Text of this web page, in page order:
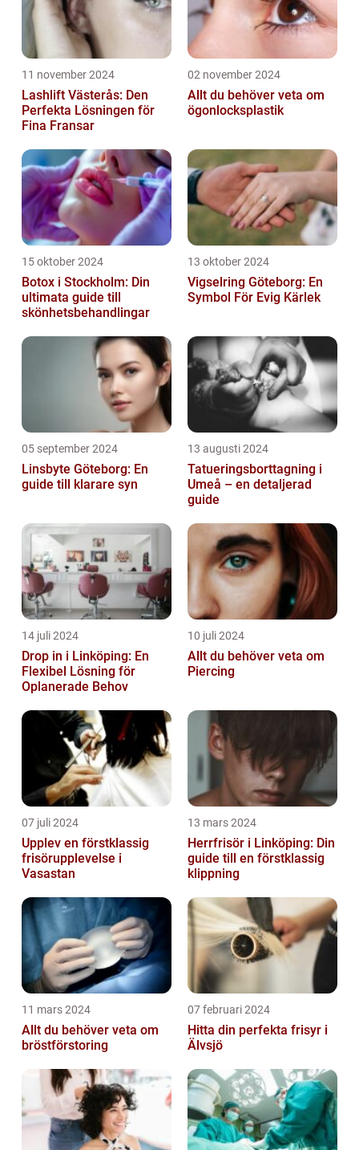
11 november 2024
Lashlift Västerås: Den
Perfekta Lösningen för
Fina Fransar
02 november 2024
Allt du behöver veta om
ögonlocksplastik
15 oktober 2024
Botox i Stockholm: Din
ultimata guide till
skönhetsbehandlingar
13 oktober 2024
Vigselring Göteborg: En
Symbol För Evig Kärlek
05 september 2024
Linsbyte Göteborg: En
guide till klarare syn
13 augusti 2024
Tatueringsborttagning i
Umeå – en detaljerad
guide
14 juli 2024
Drop in i Linköping: En
Flexibel Lösning för
Oplanerade Behov
10 juli 2024
Allt du behöver veta om
Piercing
07 juli 2024
Upplev en förstklassig
frisörupplevelse i
Vasastan
13 mars 2024
Herrfrisör i Linköping: Din
guide till en förstklassig
klippning
11 mars 2024
Allt du behöver veta om
bröstförstoring
07 februari 2024
Hitta din perfekta frisyr i
Älvsjö